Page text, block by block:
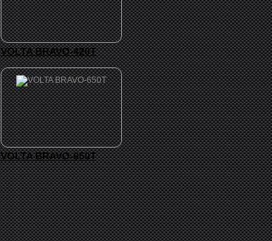
VOLTA BRAVO-420T
VOLTA BRAVO-650T